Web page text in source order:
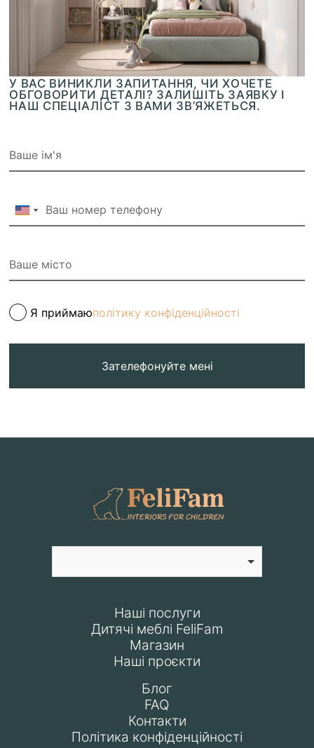
У ВАС ВИНИКЛИ ЗАПИТАННЯ, ЧИ ХОЧЕТЕ
ОБГОВОРИТИ ДЕТАЛІ? ЗАЛИШІТЬ ЗАЯВКУ І
НАШ СПЕЦІАЛІСТ З ВАМИ ЗВ’ЯЖЕТЬСЯ.
Я приймаюполітику конфіденційності
Зателефонуйте мені
Наші послуги
Дитячі меблі FeliFam
Магазин
Наші проєкти
Блог
FAQ
Контакти
Політика конфіденційності